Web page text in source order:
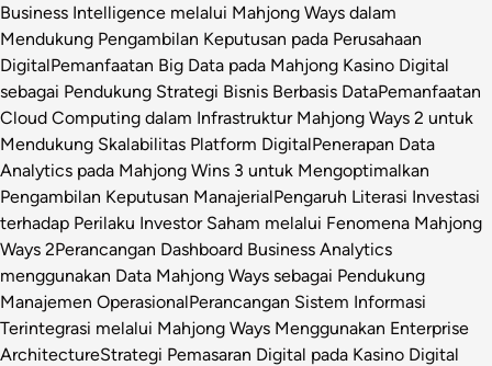
Business Intelligence melalui Mahjong Ways dalam
Mendukung Pengambilan Keputusan pada Perusahaan
DigitalPemanfaatan Big Data pada Mahjong Kasino Digital
sebagai Pendukung Strategi Bisnis Berbasis DataPemanfaatan
Cloud Computing dalam Infrastruktur Mahjong Ways 2 untuk
Mendukung Skalabilitas Platform DigitalPenerapan Data
Analytics pada Mahjong Wins 3 untuk Mengoptimalkan
Pengambilan Keputusan ManajerialPengaruh Literasi Investasi
terhadap Perilaku Investor Saham melalui Fenomena Mahjong
Ways 2Perancangan Dashboard Business Analytics
menggunakan Data Mahjong Ways sebagai Pendukung
Manajemen OperasionalPerancangan Sistem Informasi
Terintegrasi melalui Mahjong Ways Menggunakan Enterprise
ArchitectureStrategi Pemasaran Digital pada Kasino Digital